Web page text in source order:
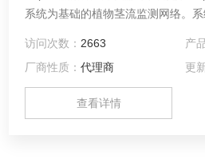
系统为基础的植物茎流监测网络。
直接用软件从单个SapIP中获取，也
点采集的数据上传到Agrisensors服
管理。
访问次数： 2663 产
厂商性质：代理商 更
查看详情